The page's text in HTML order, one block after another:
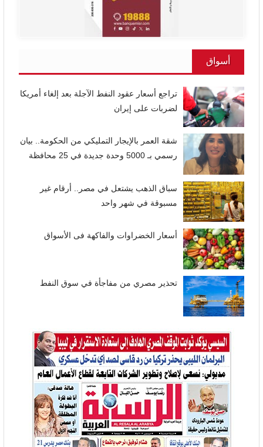
أسواق
تراجع أسعار عقود النفط الآجلة بعد إلغاء أمريكا
لضربات على إيران
شقة العمر بالإيجار التمليكي من الحكومة.. بيان
رسمي بـ 5000 وحدة جديدة في 25 محافظة
سباق الذهب يشتعل في مصر.. أرقام غير
مسبوقة في شهر واحد
أسعار الخضراوات والفاكهة فى الأسواق
تحذير مصري من مفاجأة في سوق النفط